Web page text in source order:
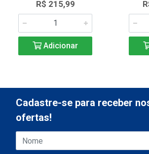
R$ 215,99
Adicionar
Cadastre-se para receber
ofertas!